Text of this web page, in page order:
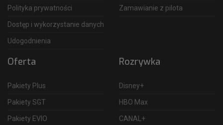
Polityka prywatności
Dostęp i wykorzystanie danych
Udogodnienia
Zamawianie z pilota
Oferta
Pakiety Plus
Pakiety SGT
Pakiety EVIO
Rozrywka
Disney+
HBO Max
CANAL+